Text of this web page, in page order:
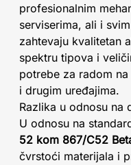
profesionalnim
serviserima, ali i
zahtevaju kvalitetan
spektru tipova i
potrebe za radom
i drugim uređajima.
Razlika u odnosu na
U odnosu na
52 kom 867/C52
čvrstoći materijala i